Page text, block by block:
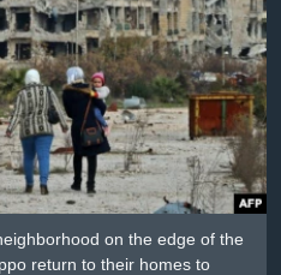
on the edge of the
return to their homes to